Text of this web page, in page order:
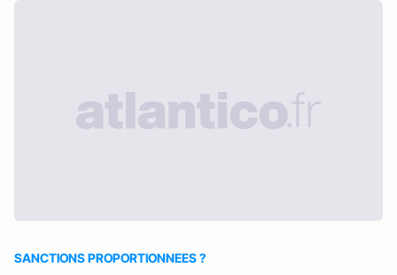
SANCTIONS PROPORTIONNEES ?